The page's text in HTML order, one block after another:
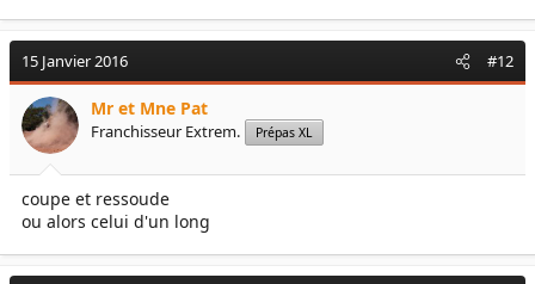
15 Janvier 2016 #12
Mr et Mne Pat
Franchisseur Extrem. Prépas XL
coupe et ressoude
ou alors celui d'un long